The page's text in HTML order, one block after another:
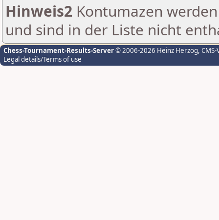
Hinweis2 Kontumazen
und sind in der Liste nicht
Chess-Tournament-Results-Server© 2006-2026 Heinz Herzog,
Legal details/Terms of use